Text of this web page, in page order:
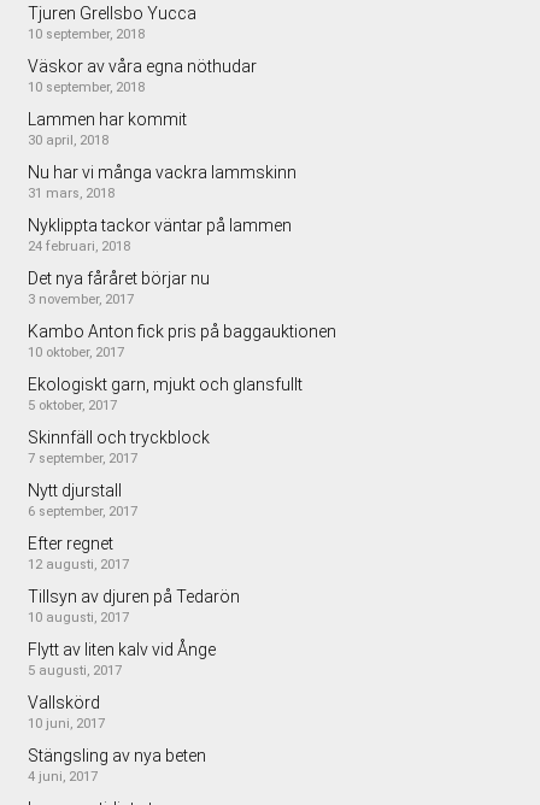
Tjuren Grellsbo Yucca
10 september, 2018
Väskor av våra egna nöthudar
10 september, 2018
Lammen har kommit
30 april, 2018
Nu har vi många vackra lammskinn
31 mars, 2018
Nyklippta tackor väntar på lammen
24 februari, 2018
Det nya fåråret börjar nu
3 november, 2017
Kambo Anton fick pris på baggauktionen
10 oktober, 2017
Ekologiskt garn, mjukt och glansfullt
5 oktober, 2017
Skinnfäll och tryckblock
7 september, 2017
Nytt djurstall
6 september, 2017
Efter regnet
12 augusti, 2017
Tillsyn av djuren på Tedarön
10 augusti, 2017
Flytt av liten kalv vid Ånge
5 augusti, 2017
Vallskörd
10 juni, 2017
Stängsling av nya beten
4 juni, 2017